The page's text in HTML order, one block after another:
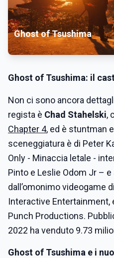
Ghost of Tsushima
Ghost of Tsushima: il
Non ci sono ancora
regista è Chad Stahelski,
Chapter 4, ed è stuntman
sceneggiatura è di Peter
Only - Minaccia letale -
Pinto e Leslie Odom Jr –
dall’omonimo videogame
Interactive Entertainment,
Punch Productions.
2022 ha venduto 9.73
Ghost of Tsushima e i